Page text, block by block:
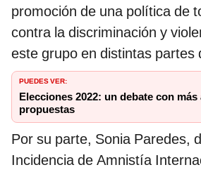
promoción de una política de
contra la discriminación y
este grupo en distintas partes
PUEDES VER:
Elecciones 2022: un debate con más
propuestas
Por su parte, Sonia Paredes,
Incidencia de Amnistía